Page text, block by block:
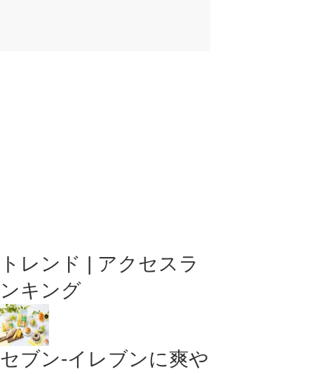
トレンド | アクセスラ
ンキング
セブン‐イレブンに爽や